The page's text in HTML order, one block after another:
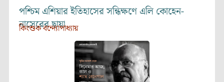
পশ্চিম এশিয়ার ইতিহাসের সন্ধিক্ষণে এলি কোহেন-
নাসেরের ছায়া
কিংশুক বন্দ্যোপাধ্যায়